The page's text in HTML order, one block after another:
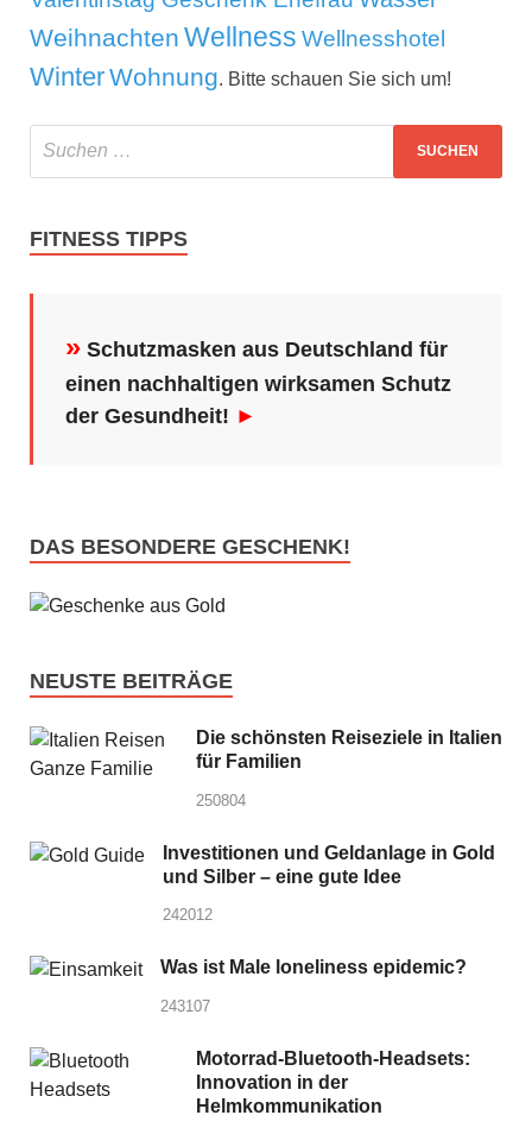
Weihnachten Wellness Wellnesshotel
WinterWohnung. Bitte schauen Sie sich um!
FITNESS TIPPS
» Schutzmasken aus Deutschland für
einen nachhaltigen wirksamen Schutz
der Gesundheit! ►
DAS BESONDERE GESCHENK!
NEUSTE BEITRÄGE
Die schönsten Reiseziele in Italien
für Familien
250804
Investitionen und Geldanlage in Gold
und Silber – eine gute Idee
242012
Was ist Male loneliness epidemic?
243107
Motorrad-Bluetooth-Headsets:
Innovation in der
Helmkommunikation